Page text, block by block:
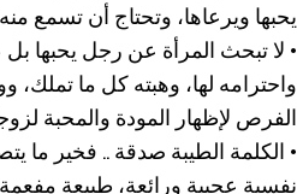
يحبها ويرعاها، وتحتاج أن تسمع
• لا تبحث المرأة عن رجل يحبها
واحترامه لها، وهبته كل ما
الفرص لإظهار المودة والمحبة
• الكلمة الطيبة صدقة .. فخير ما
نفسية عجيبة ورائعة، طبيعة مفعمة